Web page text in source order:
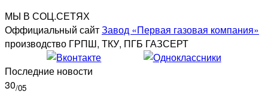
МЫ В СОЦ.СЕТЯХ
Оффициальный сайтЗавод «Первая газовая компания»
производство ГРПШ, ТКУ, ПГБ ГАЗСЕРТ
Последние новости
30/05